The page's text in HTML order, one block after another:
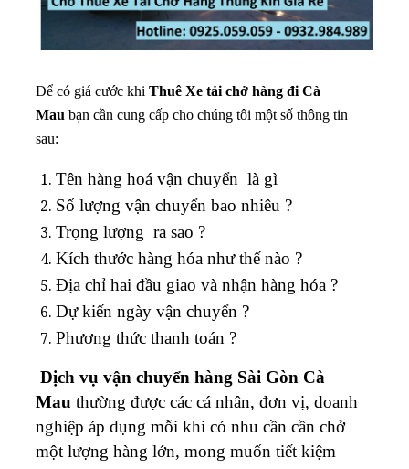
Để có giá cước khi Thuê Xe tải chở hàng đi Cà
Mau bạn cần cung cấp cho chúng tôi một số thông tin
sau:
Tên hàng hoá vận chuyển là gì
Số lượng vận chuyển bao nhiêu ?
Trọng lượng ra sao ?
Kích thước hàng hóa như thế nào ?
Địa chỉ hai đầu giao và nhận hàng hóa ?
Dự kiến ngày vận chuyển ?
Phương thức thanh toán ?
Dịch vụ vận chuyển hàng Sài Gòn Cà
Mau thường được các cá nhân, đơn vị, doanh
nghiệp áp dụng mỗi khi có nhu cần cần chở
một lượng hàng lớn, mong muốn tiết kiệm